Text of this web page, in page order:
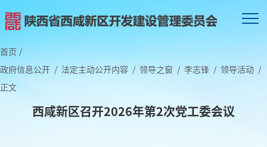
首页 /
政府信息公开 / 法定主动公开内容 / 领导之窗 / 李志锋 / 领导活动 /
正文
西咸新区召开2026年第2次党工委会议